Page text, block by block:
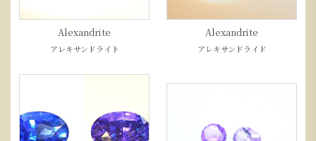
Alexandrite
アレキサンドライト
Alexandrite
アレキサンドライド